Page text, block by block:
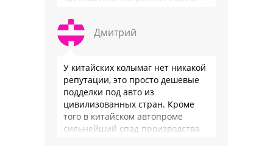
подтвердив статус …
Дмитрий
У китайских колымаг нет никакой
репутации, это просто дешевые
подделки под авто из
цивилизованных стран. Кроме
того в китайском автопроме
сильнейший спад производства